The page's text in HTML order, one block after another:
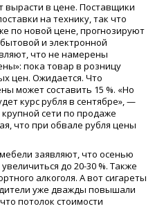
вырасти в цене. Поставщики
на технику, так что
по новой цене, прогнозируют
и электронной
что не намерены
пока товар в розницу
цен. Ожидается. Что
может составить 15 %. «Но
курс рубля в сентябре», —
сети по продаже
что при обвале рубля цены
заявляют, что осенью
до 20-30 %. Также
алкоголя. А вот сигареты
уже дважды повышали
потолок стоимости